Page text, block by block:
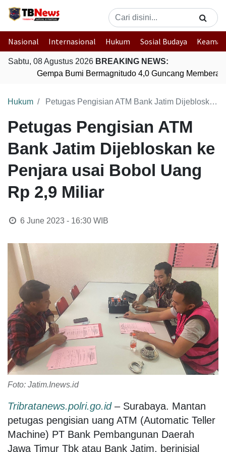
Nasional Internasional Hukum Sosial Budaya
Sabtu, 08 Agustus 2026 BREAKING NEWS:
Gempa Bumi Bermagnitudo 4,0 Guncang
Hukum Petugas Pengisian ATM Bank Jatim Dijebloskan ke Penjara usai Bobol Uang Rp 2,9 Miliar
Petugas Pengisian ATM
Bank Jatim Dijebloskan ke
Penjara usai Bobol Uang
Rp 2,9 Miliar
6 June 2023 - 16:30WIB
Foto: Jatim.Inews.id
Tribratanews.polri.go.id– Surabaya. Mantan
petugas pengisian uang ATM (Automatic Teller
Machine) PT Bank Pembangunan Daerah
Jawa Timur Tbk atau Bank Jatim, berinisial